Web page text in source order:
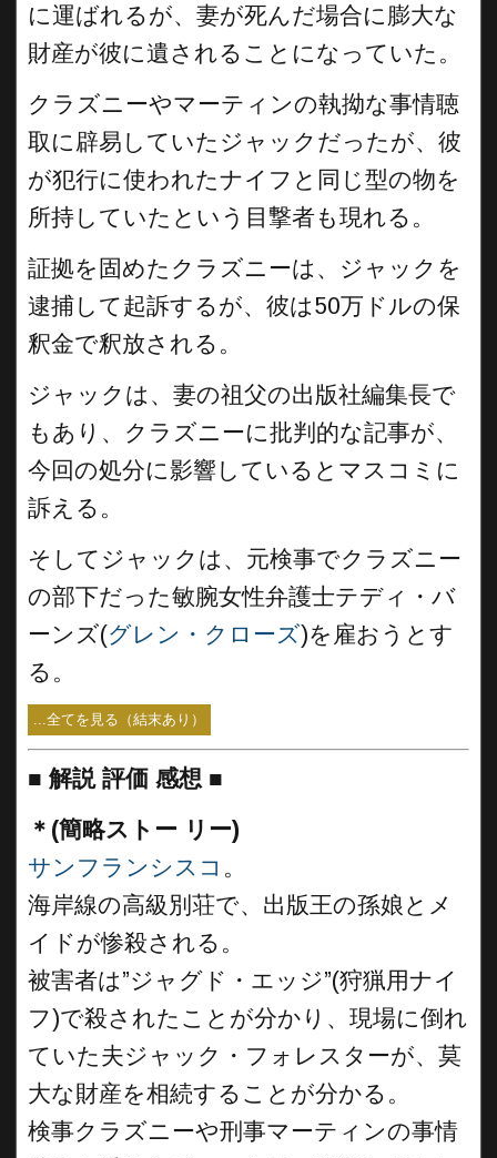
に運ばれるが、妻が死んだ場合に膨大な
財産が彼に遺されることになっていた。
クラズニーやマーティンの執拗な事情聴
取に辟易していたジャックだったが、彼
が犯行に使われたナイフと同じ型の物を
所持していたという目撃者も現れる。
証拠を固めたクラズニーは、ジャックを
逮捕して起訴するが、彼は50万ドルの保
釈金で釈放される。
ジャックは、妻の祖父の出版社編集長で
もあり、クラズニーに批判的な記事が、
今回の処分に影響しているとマスコミに
訴える。
そしてジャックは、元検事でクラズニー
の部下だった敏腕女性弁護士テディ・バ
ーンズ(グレン・クローズ)を雇おうとす
る。
...全てを見る（結末あり）
■ 解説 評価 感想 ■
＊(簡略ストー リー)
サンフランシスコ 。
海岸線の高級別荘で、出版王の孫娘とメ
イドが惨殺される。
被害者は”ジャグド・エッジ”(狩猟用ナイ
フ)で殺されたことが分かり、現場に倒れ
ていた夫ジャック・フォレスターが、莫
大な財産を相続することが分かる。
検事クラズニーや刑事マーティンの事情